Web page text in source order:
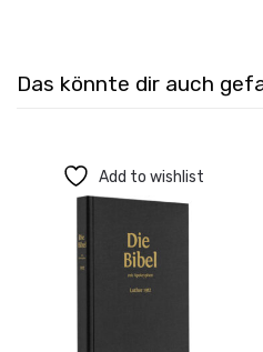
Das könnte dir auch
Add to wishlist